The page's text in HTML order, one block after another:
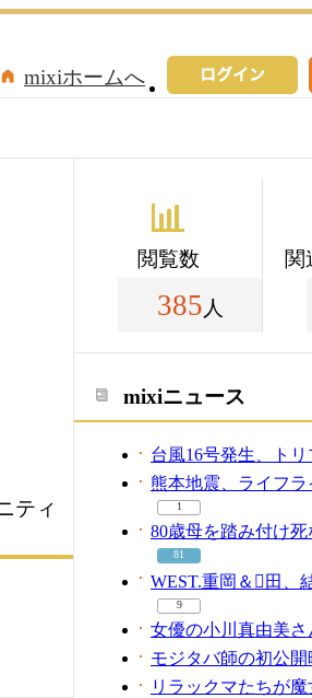
mixiホームへ
ティ
閲覧数
385 人
関
mixiニュース
台風16号発生、ト
熊本地震、ライフ
1
80歳母を踏み付け
81
WEST.重岡＆田、
9
女優の小川真由美さ
モジタバ師の初公開
リラックマたちが魔